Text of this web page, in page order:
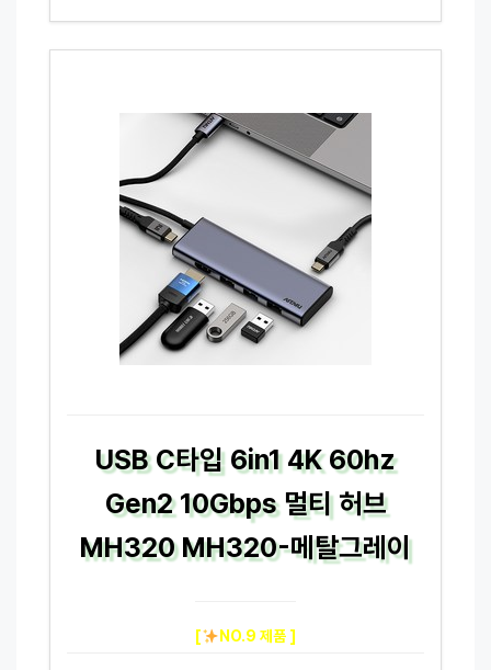
USB C타입 6in1 4K 60hz
Gen2 10Gbps 멀티 허브
MH320 MH320-메탈그레이
[ NO.9 제품 ]